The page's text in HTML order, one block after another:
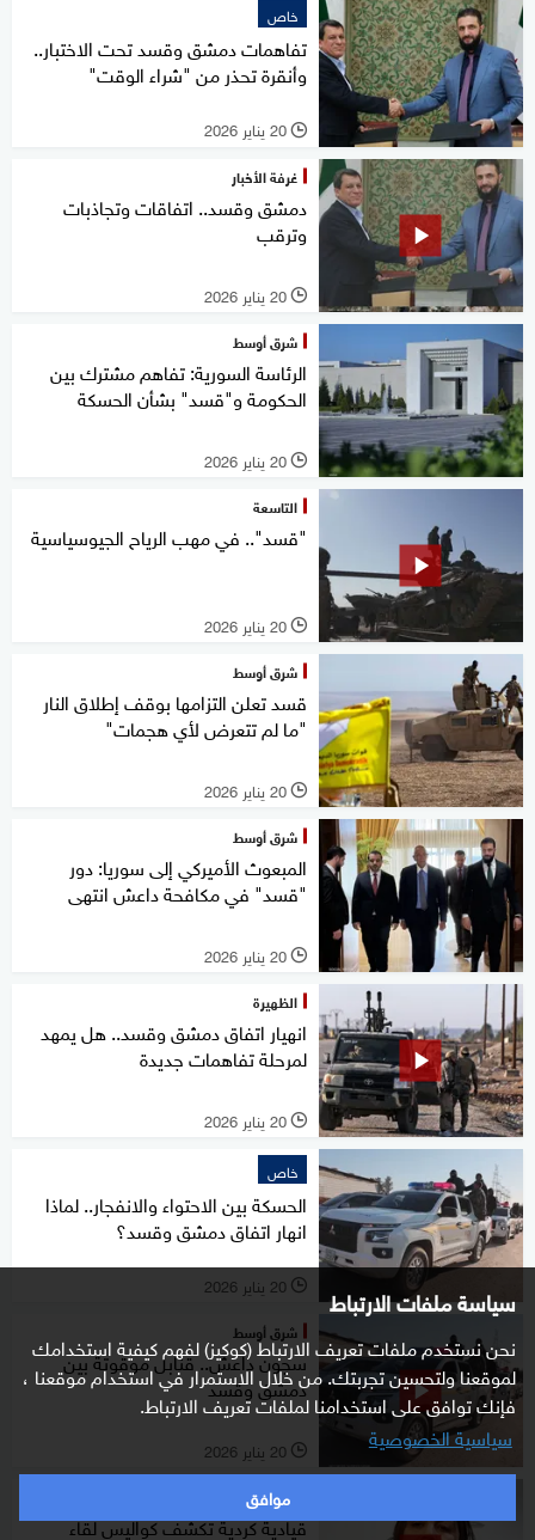
سياسة ملفات الارتباط
نحن نستخدم ملفات تعريف الارتباط (كوكيز) لفهم كيفية استخدامك
لموقعنا ولتحسين تجربتك. من خلال الاستمرار في استخدام موقعنا ،
فإنك توافق على استخدامنا لملفات تعريف الارتباط.
سياسية الخصوصية
موافق
خاص
تفاهمات دمشق وقسد تحت الاختبار..
وأنقرة تحذر من "شراء الوقت"
l 20 يناير 2026
غرفة الأخبار
دمشق وقسد.. اتفاقات وتجاذبات
وترقب
l 20 يناير 2026
شرق أوسط
الرئاسة السورية: تفاهم مشترك بين
الحكومة و"قسد" بشأن الحسكة
l 20 يناير 2026
التاسعة
"قسد".. في مهب الرياح الجيوسياسية
l 20 يناير 2026
شرق أوسط
قسد تعلن التزامها بوقف إطلاق النار
"ما لم تتعرض لأي هجمات"
l 20 يناير 2026
شرق أوسط
المبعوث الأميركي إلى سوريا: دور
"قسد" في مكافحة داعش انتهى
l 20 يناير 2026
الظهيرة
انهيار اتفاق دمشق وقسد.. هل يمهد
لمرحلة تفاهمات جديدة
l 20 يناير 2026
خاص
الحسكة بين الاحتواء والانفجار.. لماذا
انهار اتفاق دمشق وقسد؟
l 20 يناير 2026
شرق أوسط
سجون داعش.. قنابل موقوتة بين
دمشق وقسد
l 20 يناير 2026
شرق أوسط
قيادية كردية تكشف كواليس لقاء